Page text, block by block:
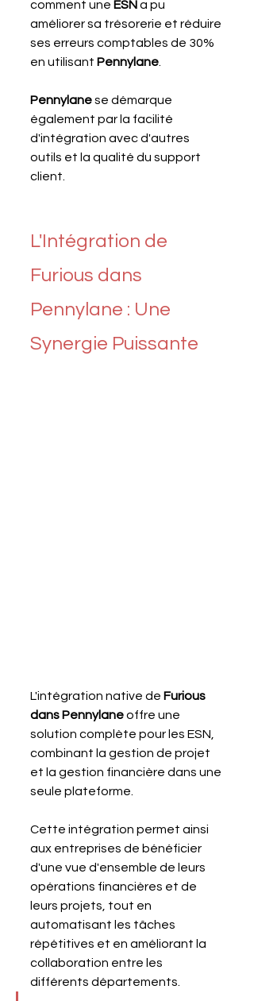
comment une ESN a pu
améliorer sa trésorerie et réduire
ses erreurs comptables de 30%
en utilisant Pennylane
Pennylane se démarque
également par la facilité
d'intégration avec d'autres
outils et la qualité du support
client.
L'Intégration de
Furious dans
Pennylane : Une
Synergie Puissante
L'intégration native de Furious
dans Pennylane offre une
solution complète pour les ESN,
combinant la gestion de projet
et la gestion financière dans une
seule plateforme.
Cette intégration permet ainsi
aux entreprises de bénéficier
d'une vue d'ensemble de leurs
opérations financières et de
leurs projets, tout en
automatisant les tâches
répétitives et en améliorant la
collaboration entre les
différents départements.